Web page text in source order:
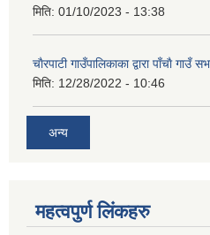
मिति: 01/10/2023 - 13:38
चाैरपाटी गाउँपालिकाका द्वारा पाँचाै
मिति: 12/28/2022 - 10:46
अन्य
महत्वपुर्ण लि‌ंकहरु